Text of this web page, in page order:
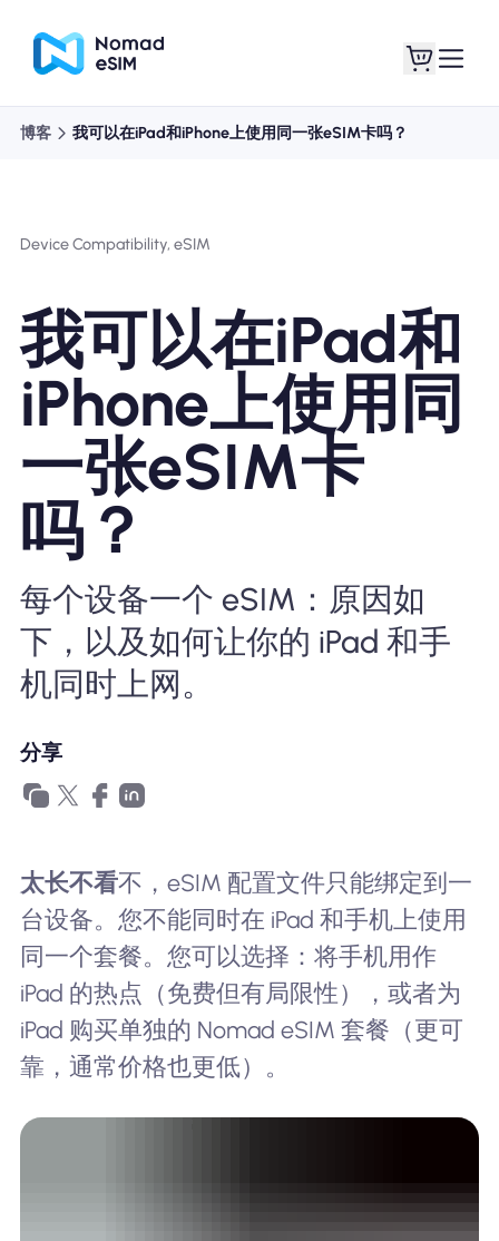
关于 eSIM
为什么选择Nomad eSIM
使用 eSIM
博客 我可以在iPad和iPhone上使用同一张eSIM卡吗？
Device Compatibility, eSIM
我可以在iPad和
iPhone上使用同
一张eSIM卡
吗？
每个设备一个 eSIM：原因如
下，以及如何让你的 iPad 和手
机同时上网。
分享
太长不看不，eSIM 配置文件只能绑定到一
台设备。您不能同时在 iPad 和手机上使用
同一个套餐。您可以选择：将手机用作
iPad 的热点（免费但有局限性），或者为
iPad 购买单独的 Nomad eSIM 套餐（更可
靠，通常价格也更低）。